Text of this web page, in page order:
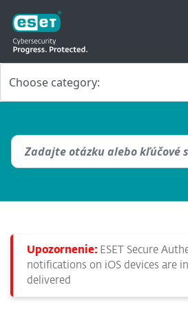
Upozornenie: ESET Secure
notifications on iOS devices are
delivered